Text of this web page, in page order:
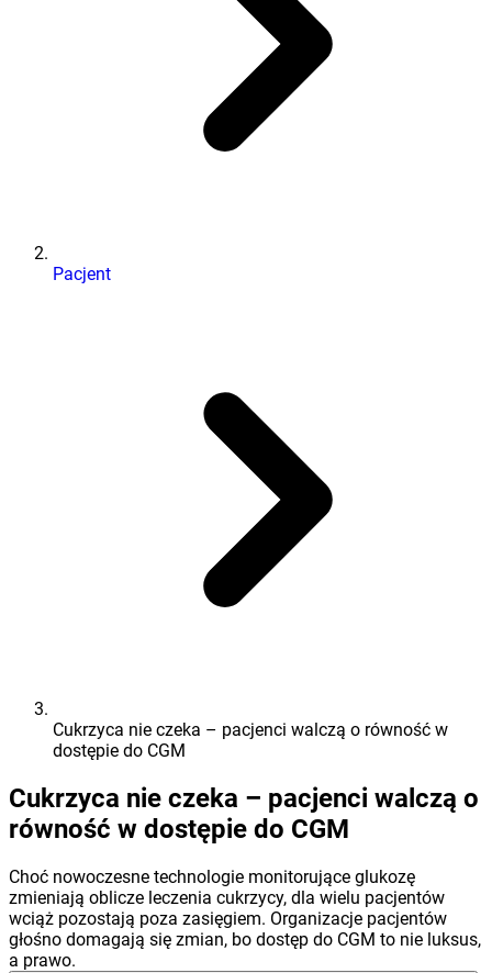
Pacjent
Cukrzyca nie czeka – pacjenci walczą o równość w
dostępie do CGM
Cukrzyca nie czeka – pacjenci walczą o
równość w dostępie do CGM
Choć nowoczesne technologie monitorujące glukozę
zmieniają oblicze leczenia cukrzycy, dla wielu pacjentów
wciąż pozostają poza zasięgiem. Organizacje pacjentów
głośno domagają się zmian, bo dostęp do CGM to nie luksus,
a prawo.